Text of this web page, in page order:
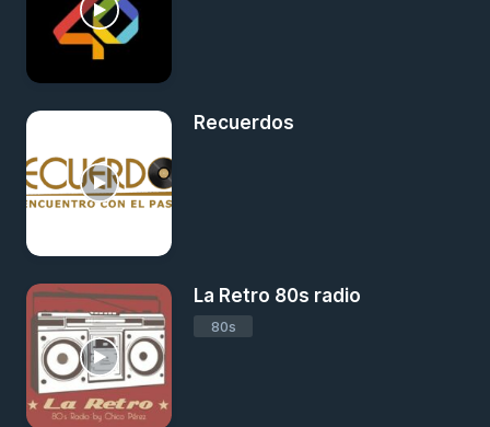
Recuerdos
La Retro 80s radio
80s